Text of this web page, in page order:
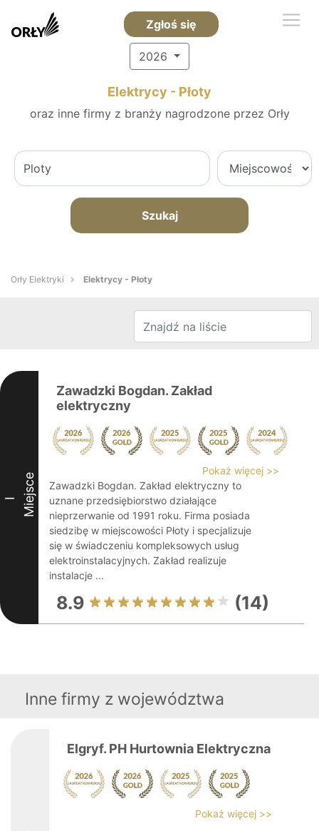
Zgłoś się
2026
Elektrycy - Płoty
oraz inne firmy z branży nagrodzone przez Orły
Szukaj
Orły Elektryki Elektrycy - Płoty
I Miejsce
Zawadzki Bogdan. Zakład
elektryczny
Pokaż więcej >>
Zawadzki Bogdan. Zakład elektryczny to
uznane przedsiębiorstwo działające
nieprzerwanie od 1991 roku. Firma posiada
siedzibę w miejscowości Płoty i specjalizuje
się w świadczeniu kompleksowych usług
elektroinstalacyjnych. Zakład realizuje
instalacje ...
8.9 (14)
Inne firmy z województwa
Elgryf. PH Hurtownia Elektryczna
Pokaż więcej >>